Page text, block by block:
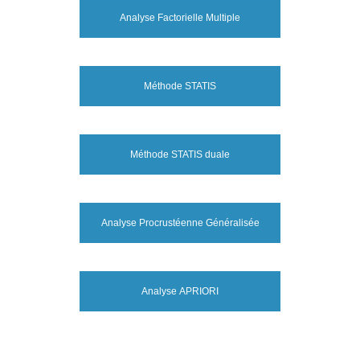
Analyse Factorielle Multiple
Méthode STATIS
Méthode STATIS duale
Analyse Procrustéenne Généralisée
Analyse APRIORI